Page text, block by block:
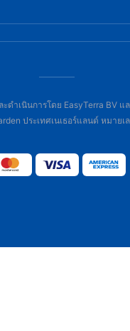
ดำเนินการโดย EasyTerra BV แ
ประเทศเนเธอร์แลนด์ หมาย